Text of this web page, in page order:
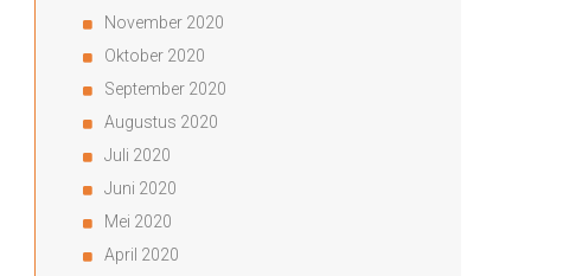
November 2020
Oktober 2020
September 2020
Augustus 2020
Juli 2020
Juni 2020
Mei 2020
April 2020